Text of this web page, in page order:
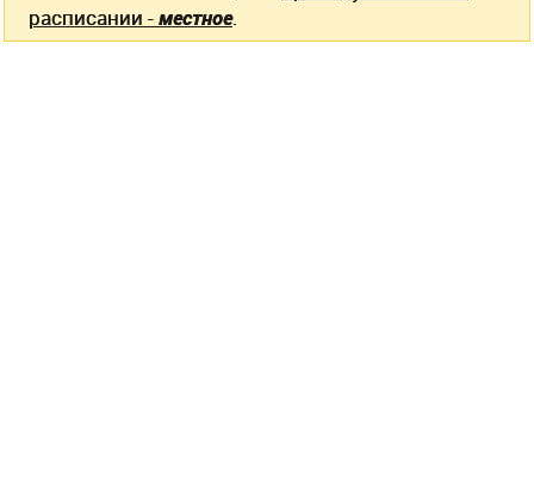
расписании -местное.